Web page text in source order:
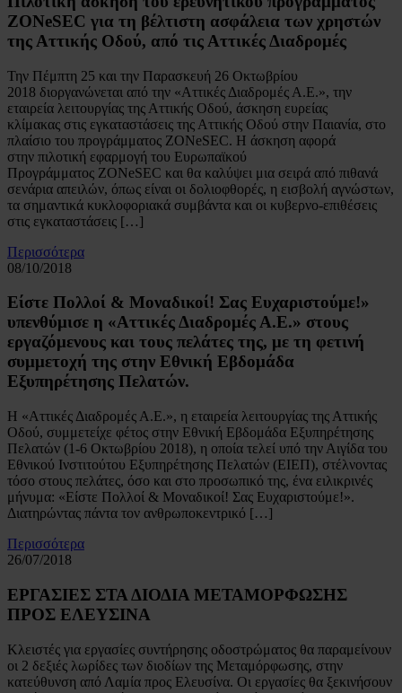
ΖΟΝeSEC για τη βέλτιστη ασφάλεια των χρηστών
της Αττικής Οδού, από τις Αττικές Διαδρομές
Την Πέμπτη 25 και την Παρασκευή 26 Οκτωβρίου
2018 διοργανώνεται από την «Αττικές Διαδρομές Α.Ε.», την
εταιρεία λειτουργίας της Αττικής Οδού, άσκηση ευρείας
κλίμακας στις εγκαταστάσεις της Αττικής Οδού στην Παιανία, στο
πλαίσιο του προγράμματος ZONeSEC. Η άσκηση αφορά
στην πιλοτική εφαρμογή του Ευρωπαϊκού
Προγράμματος ZONeSEC και θα καλύψει μια σειρά από πιθανά
σενάρια απειλών, όπως είναι οι δολιοφθορές, η εισβολή αγνώστων,
τα σημαντικά κυκλοφοριακά συμβάντα και οι κυβερνο-επιθέσεις
στις εγκαταστάσεις […]
Περισσότερα
08/10/2018
Είστε Πολλοί & Μοναδικοί! Σας Ευχαριστούμε!»
υπενθύμισε η «Αττικές Διαδρομές Α.Ε.» στους
εργαζόμενους και τους πελάτες της, με τη φετινή
συμμετοχή της στην Εθνική Εβδομάδα
Εξυπηρέτησης Πελατών.
Η «Αττικές Διαδρομές Α.Ε.», η εταιρεία λειτουργίας της Αττικής
Οδού, συμμετείχε φέτος στην Εθνική Εβδομάδα Εξυπηρέτησης
Πελατών (1-6 Οκτωβρίου 2018), η οποία τελεί υπό την Αιγίδα του
Εθνικού Ινστιτούτου Εξυπηρέτησης Πελατών (ΕΙΕΠ), στέλνοντας
τόσο στους πελάτες, όσο και στο προσωπικό της, ένα ειλικρινές
μήνυμα: «Είστε Πολλοί & Μοναδικοί! Σας Ευχαριστούμε!».
Διατηρώντας πάντα τον ανθρωποκεντρικό […]
Περισσότερα
26/07/2018
ΕΡΓΑΣΙΕΣ ΣΤΑ ΔΙΟΔΙΑ ΜΕΤΑΜΟΡΦΩΣΗΣ
ΠΡΟΣ ΕΛΕΥΣΙΝΑ
Κλειστές για εργασίες συντήρησης οδοστρώματος θα παραμείνουν
οι 2 δεξιές λωρίδες των διοδίων της Μεταμόρφωσης, στην
κατεύθυνση από Λαμία προς Ελευσίνα. Οι εργασίες θα ξεκινήσουν